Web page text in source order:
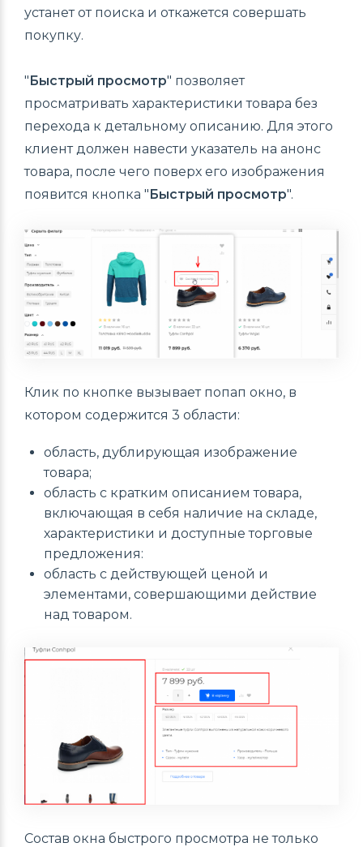
устанет от поиска и откажется совершать
покупку.
"Быстрый просмотр" позволяет
просматривать характеристики товара без
перехода к детальному описанию. Для этого
клиент должен навести указатель на анонс
товара, после чего поверх его изображения
появится кнопка "Быстрый просмотр".
Клик по кнопке вызывает попап окно, в
котором содержится 3 области:
область, дублирующая изображение
товара;
область с кратким описанием товара,
включающая в себя наличие на складе,
характеристики и доступные торговые
предложения:
область с действующей ценой и
элементами, совершающими действие
над товаром.
Состав окна быстрого просмотра не только